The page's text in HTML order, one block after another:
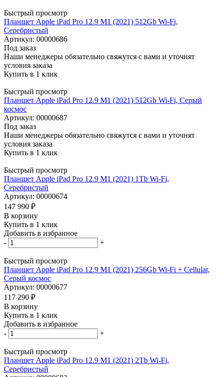
Быстрый просмотр
Планшет Apple iPad Pro 12.9 M1 (2021) 512Gb Wi-Fi,
Серебристый
Артикул: 00000686
Под заказ
Наши менеджеры обязательно свяжутся с вами и уточнят
условия заказа
Купить в 1 клик
Быстрый просмотр
Планшет Apple iPad Pro 12.9 M1 (2021) 512Gb Wi-Fi, Серый
космос
Артикул: 00000687
Под заказ
Наши менеджеры обязательно свяжутся с вами и уточнят
условия заказа
Купить в 1 клик
Быстрый просмотр
Планшет Apple iPad Pro 12.9 M1 (2021) 1Tb Wi-Fi,
Серебристый
Артикул: 00000674
147 990 ₽
В корзину
Купить в 1 клик
Добавить в избранное
-
+
Быстрый просмотр
Планшет Apple iPad Pro 12.9 M1 (2021) 256Gb Wi-Fi + Cellular,
Серый космос
Артикул: 00000677
117 290 ₽
В корзину
Купить в 1 клик
Добавить в избранное
-
+
Быстрый просмотр
Планшет Apple iPad Pro 12.9 M1 (2021) 2Tb Wi-Fi,
Серебристый